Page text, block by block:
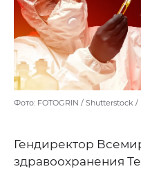
Фото: FOTOGRIN / Shutterstock
Гендиректор
здравоохранения